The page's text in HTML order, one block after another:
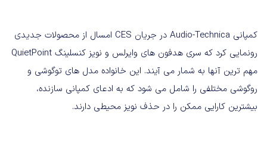
کمپانی Audio-Technica در جریان CES امسال از محصولات جدیدی
رونمایی کرد که سری هدفون های وایرلس و نویز کنسلینگ QuietPoint
مهم ترین آنها به شمار می آیند. این خانواده مدل های توگوشی و
روگوشی مختلفی را شامل می شود که به ادعای کمپانی سازنده،
بیشترین کارایی ممکن را در حذف نویز محیطی دارند.